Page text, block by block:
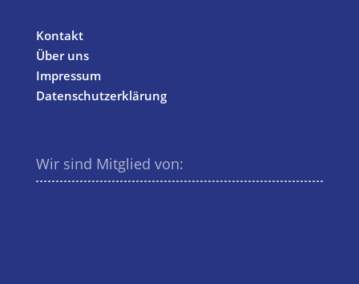
Kontakt
Über uns
Impressum
Datenschutzerklärung
Wir sind Mitglied von: